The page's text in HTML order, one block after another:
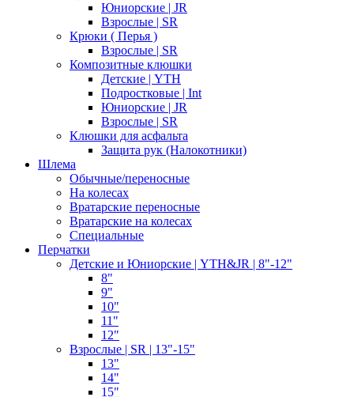
Юниорские | JR
Взрослые | SR
Крюки ( Перья )
Взрослые | SR
Композитные клюшки
Детские | YTH
Подростковые | Int
Юниорские | JR
Взрослые | SR
Клюшки для асфальта
Защита рук (Налокотники)
Шлема
Обычные/переносные
На колесах
Вратарские переносные
Вратарские на колесах
Специальные
Перчатки
Детские и Юниорские | YTH&JR | 8"-12"
8"
9"
10"
11"
12"
Взрослые | SR | 13"-15"
13"
14"
15"